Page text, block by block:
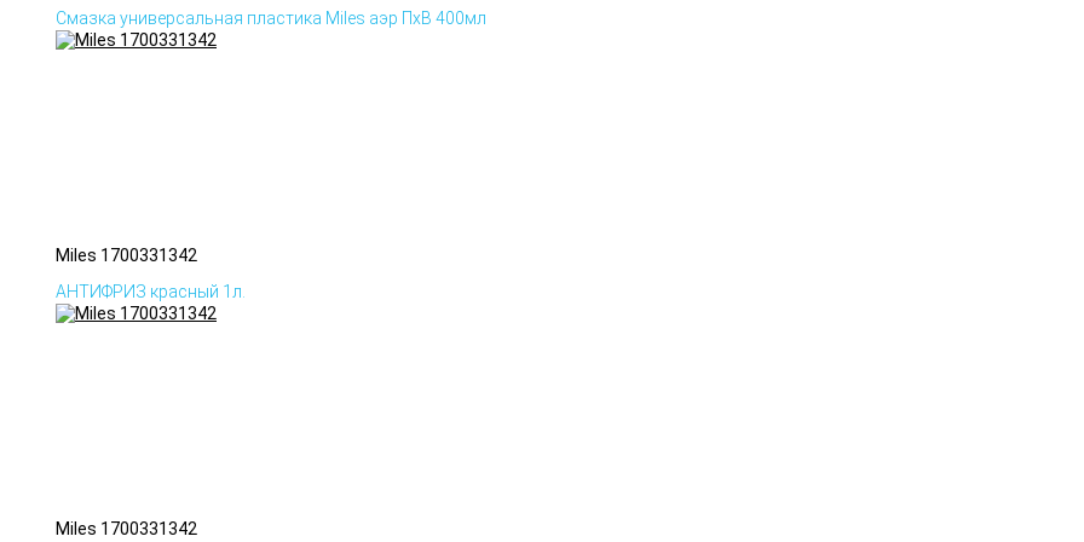
Смазка универсальная пластика Miles аэр ПхВ 400мл
Miles 1700331342
АНТИФРИЗ красный 1л.
Miles 1700331342